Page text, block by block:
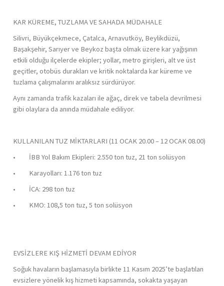
KAR KÜREME, TUZLAMA VE SAHADA MÜDAHALE
Silivri, Büyükçekmece, Çatalca, Arnavutköy, Beylikdüzü,
Başakşehir, Sarıyer ve Beykoz başta olmak üzere kar yağışının
etkili olduğu ilçelerde ekipler; yollar, metro girişleri, alt ve üst
geçitler, otobüs durakları ve kritik noktalarda kar küreme ve
tuzlama çalışmalarını aralıksız sürdürüyor.
Aynı zamanda trafik kazaları ile ağaç, direk ve tabela devrilmesi
gibi olaylara da anında müdahale ediliyor.
KULLANILAN TUZ MİKTARLARI (11 OCAK 20.00 – 12 OCAK 08.00)
• İBB Yol Bakım Ekipleri: 2.550 ton tuz, 21 ton solüsyon
• Karayolları: 1.176 ton tuz
• İCA: 298 ton tuz
• KMO: 108,5 ton tuz, 5 ton solüsyon
EVSİZLERE KIŞ HİZMETİ DEVAM EDİYOR
Soğuk havaların başlamasıyla birlikte 11 Kasım 2025’te başlatılan
evsizlere yönelik kış hizmeti kapsamında, sokakta yaşayan